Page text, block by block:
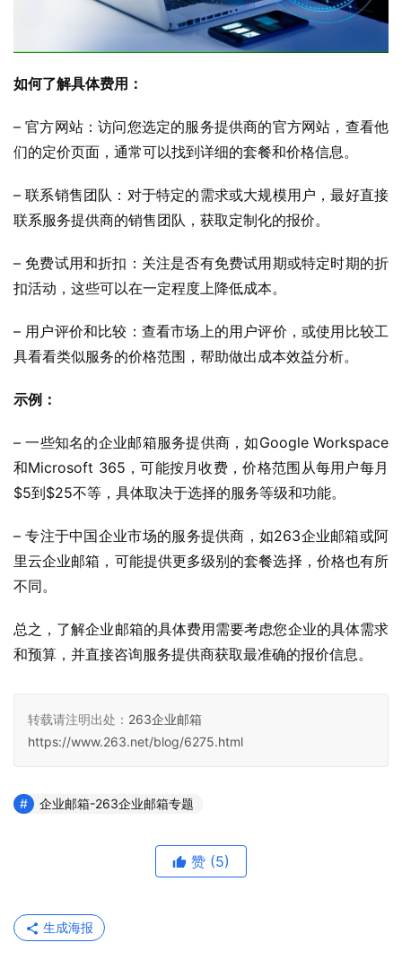
如何了解具体费用：
– 官方网站：访问您选定的服务提供商的官方网站，查看他
们的定价页面，通常可以找到详细的套餐和价格信息。
– 联系销售团队：对于特定的需求或大规模用户，最好直接
联系服务提供商的销售团队，获取定制化的报价。
– 免费试用和折扣：关注是否有免费试用期或特定时期的折
扣活动，这些可以在一定程度上降低成本。
– 用户评价和比较：查看市场上的用户评价，或使用比较工
具看看类似服务的价格范围，帮助做出成本效益分析。
示例：
– 一些知名的企业邮箱服务提供商，如Google Workspace
和Microsoft 365，可能按月收费，价格范围从每用户每月
$5到$25不等，具体取决于选择的服务等级和功能。
– 专注于中国企业市场的服务提供商，如263企业邮箱或阿
里云企业邮箱，可能提供更多级别的套餐选择，价格也有所
不同。
总之，了解企业邮箱的具体费用需要考虑您企业的具体需求
和预算，并直接咨询服务提供商获取最准确的报价信息。
转载请注明出处： 263企业邮箱
https://www.263.net/blog/6275.html
企业邮箱-263企业邮箱专题
赞 (5)
生成海报